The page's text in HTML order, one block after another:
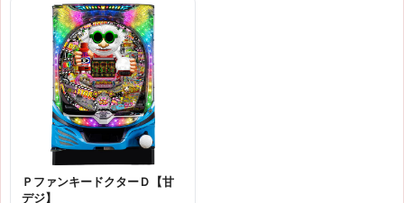
ＰファンキードクターＤ【甘
デジ】